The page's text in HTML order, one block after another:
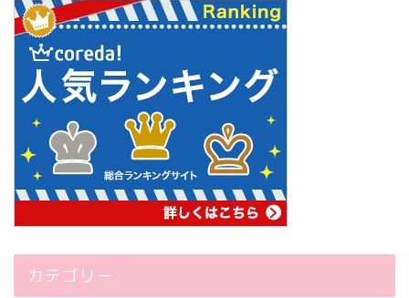
カテゴリー